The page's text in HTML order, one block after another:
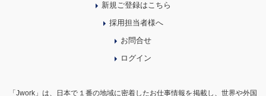
新規ご登録はこちら
採用担当者様へ
お問合せ
ログイン
「Jwork」は、日本で１番の地域に密着したお仕事情報を掲載し、世界や外国